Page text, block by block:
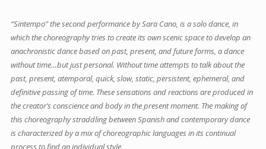
“Sintempo” the second performance by Sara Cano, is a solo dance, in
which the choreography tries to create its own scenic space to develop an
anachronistic dance based on past, present, and future forms, a dance
without time…but just personal. Without time attempts to talk about the
past, present, atemporal, quick, slow, static, persistent, ephemeral, and
definitive passing of time. These sensations and reactions are produced in
the creator’s conscience and body in the present moment. The making of
this choreography straddling between Spanish and contemporary dance
is characterized by a mix of choreographic languages in its continual
process to find an individual style.